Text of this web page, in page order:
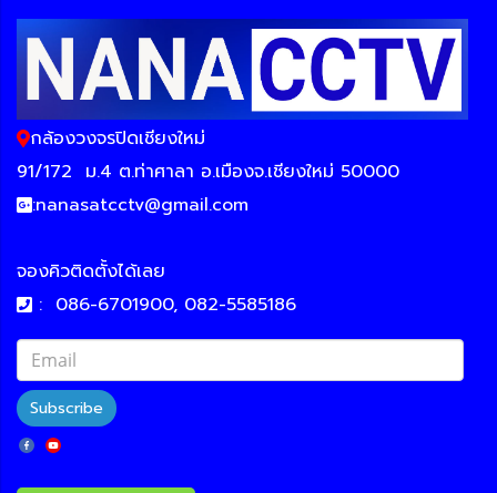
กล้องวงจรปิดเชียงใหม่
91/172 ม.4 ต.ท่าศาลา อ.เมืองจ.เชียงใหม่ 50000
:nanasatcctv@gmail.com
จองคิวติดตั้งได้เลย
: 086-6701900, 082-5585186
Subscribe